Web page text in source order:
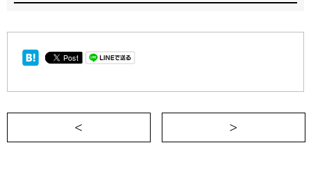
＜ 卒業式……。幸せになってね、でもね。